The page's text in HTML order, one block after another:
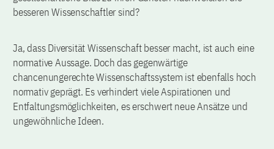
besseren Wissenschaftler sind?
Ja, dass Diversität Wissenschaft besser macht, ist auch eine
normative Aussage. Doch das gegenwärtige
chancenungerechte Wissenschaftssystem ist ebenfalls hoch
normativ geprägt. Es verhindert viele Aspirationen und
Entfaltungsmöglichkeiten, es erschwert neue Ansätze und
ungewöhnliche Ideen.